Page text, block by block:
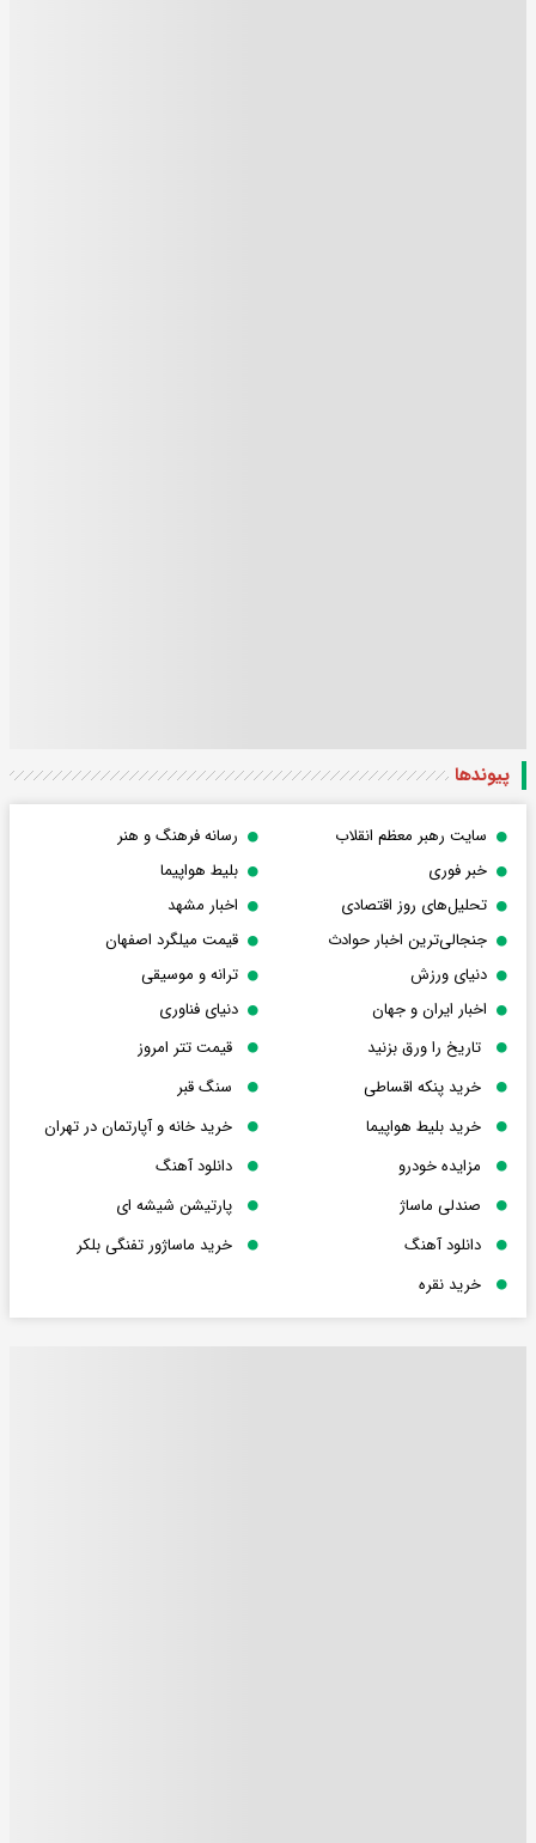
پیوندها
سایت رهبر معظم انقلاب
رسانه فرهنگ و هنر
خبر فوری
بلیط هواپیما
تحلیل‌های روز اقتصادی
اخبار مشهد
جنجالی‌ترین اخبار حوادث
قیمت میلگرد اصفهان
دنیای ورزش
ترانه و موسیقی
اخبار ایران و جهان
دنیای فناوری
تاریخ را ورق بزنید
قیمت تتر امروز
خرید پنکه اقساطی
سنگ قبر
خرید بلیط هواپیما
خرید خانه و آپارتمان در تهران
مزایده خودرو
دانلود آهنگ
صندلی ماساژ
پارتیشن شیشه ای
دانلود آهنگ
خرید ماساژور تفنگی بلکر
خرید نقره